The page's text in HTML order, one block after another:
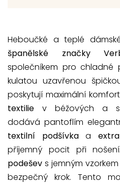
Heboučké a teplé
španělské značky
společníkem pro chladné
kulatou uzavřenou
poskytují maximální
textilie v béžových a
dodává pantoflím
textilní podšívkaa
příjemný pocit při
podešev s jemným
bezpečný krok. Tento